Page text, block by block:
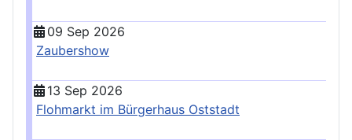
09 Sep 2026
Zaubershow
13 Sep 2026
Flohmarkt im Bürgerhaus Oststadt